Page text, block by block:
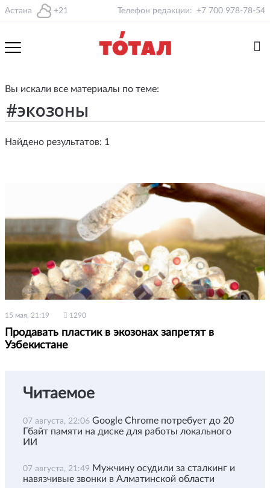
Астана +21 Телефон редакции: +7 700 978-78-54
Вы искали все материалы по теме:
Найдено результатов: 1
15 мая, 21:19 1290
Продавать пластик в экозонах запретят в
Узбекистане
Читаемое
07 августа, 22:06 Google Chrome потребует до 20
Гбайт памяти на диске для работы локального
ИИ
07 августа, 21:49 Мужчину осудили за сталкинг и
навязчивые звонки в Алматинской области